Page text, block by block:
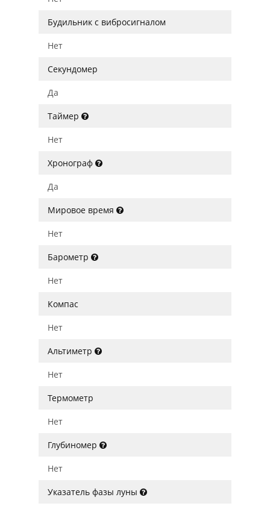
Будильник с вибросигналом
Нет
Секундомер
Да
Таймер
Нет
Хронограф
Да
Мировое время
Нет
Барометр
Нет
Компас
Нет
Альтиметр
Нет
Термометр
Нет
Глубиномер
Нет
Указатель фазы луны